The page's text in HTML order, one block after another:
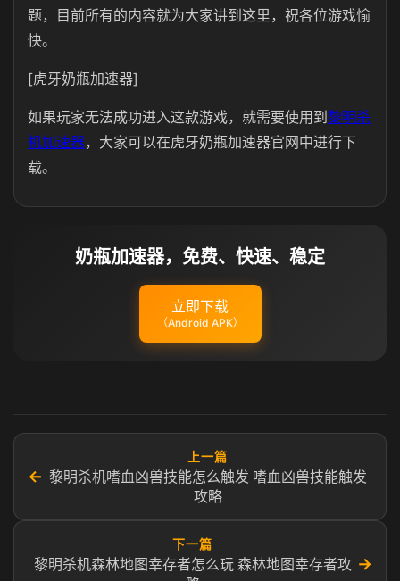
题，目前所有的内容就为大家讲到这里，祝各位游戏愉
快。
[虎牙奶瓶加速器]
如果玩家无法成功进入这款游戏，就需要使用到 黎明杀
机加速器，大家可以在虎牙奶瓶加速器官网中进行下
载。
奶瓶加速器，免费、快速、稳定
立即下载
（Android APK）
←
上一篇
黎明杀机嗜血凶兽技能怎么触发 嗜血凶兽技能触发
攻略
下一篇
黎明杀机森林地图幸存者怎么玩 森林地图幸存者攻 →